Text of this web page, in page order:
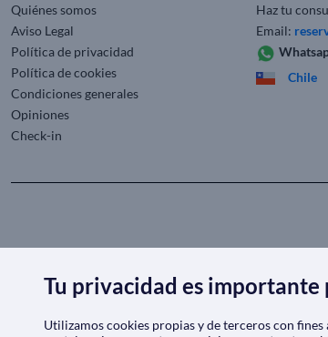
Quiénes somos
Aviso Legal
Política de privacidad
Política de cookies
Condiciones generales
Opiniones
Check-in
Haz tu
Email:
Chile
Tu privacidad es importante
Utilizamos cookies propias y de terceros con